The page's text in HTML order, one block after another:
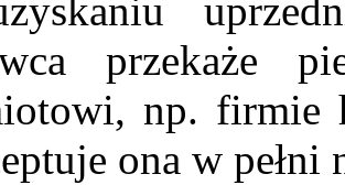
przekaże
np. firmie
ona w